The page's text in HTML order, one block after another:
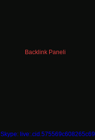
Skype: live:.cid.575569c608265c69